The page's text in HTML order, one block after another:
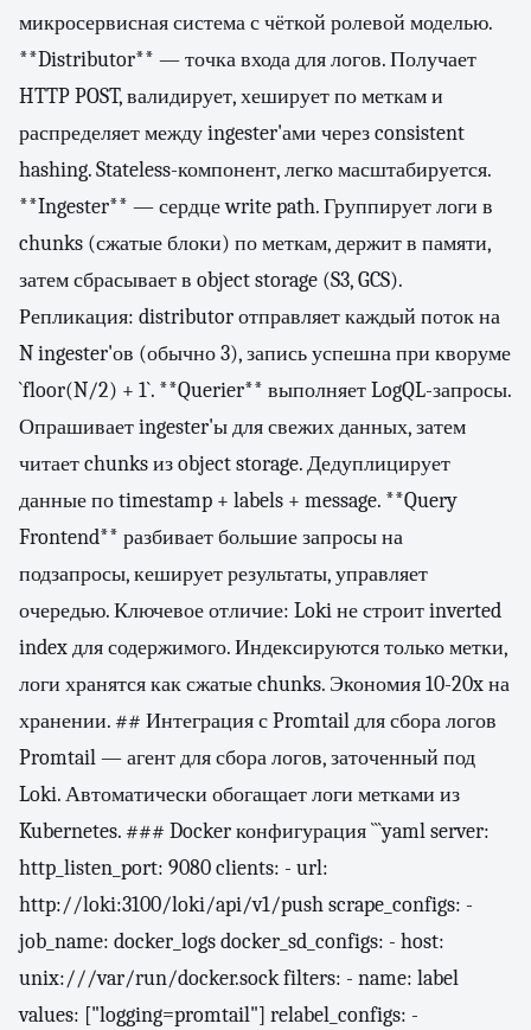
микросервисная система с чёткой ролевой моделью.
**Distributor** — точка входа для логов. Получает
HTTP POST, валидирует, хеширует по меткам и
распределяет между ingester'ами через consistent
hashing. Stateless-компонент, легко масштабируется.
**Ingester** — сердце write path. Группирует логи в
chunks (сжатые блоки) по меткам, держит в памяти,
затем сбрасывает в object storage (S3, GCS).
Репликация: distributor отправляет каждый поток на
N ingester'ов (обычно 3), запись успешна при кворуме
`floor(N/2) + 1`. **Querier** выполняет LogQL-запросы.
Опрашивает ingester'ы для свежих данных, затем
читает chunks из object storage. Дедуплицирует
данные по timestamp + labels + message. **Query
Frontend** разбивает большие запросы на
подзапросы, кеширует результаты, управляет
очередью. Ключевое отличие: Loki не строит inverted
index для содержимого. Индексируются только метки,
логи хранятся как сжатые chunks. Экономия 10-20x на
хранении. ## Интеграция с Promtail для сбора логов
Promtail — агент для сбора логов, заточенный под
Loki. Автоматически обогащает логи метками из
Kubernetes. ### Docker конфигурация ```yaml server:
http_listen_port: 9080 clients: - url:
http://loki:3100/loki/api/v1/push scrape_configs: -
job_name: docker_logs docker_sd_configs: - host:
unix:///var/run/docker.sock filters: - name: label
values: ["logging=promtail"] relabel_configs: -